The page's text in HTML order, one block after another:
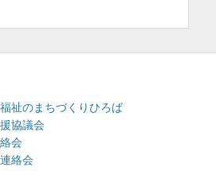
祉のまちづくりひろば
協議会
会
絡会